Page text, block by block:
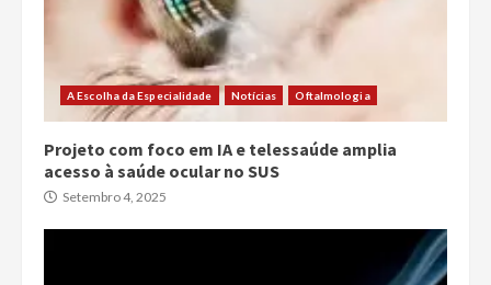
A Escolha da Especialidade Notícias Oftalmologia
Projeto com foco em IA e telessaúde amplia
acesso à saúde ocular no SUS
Setembro 4, 2025